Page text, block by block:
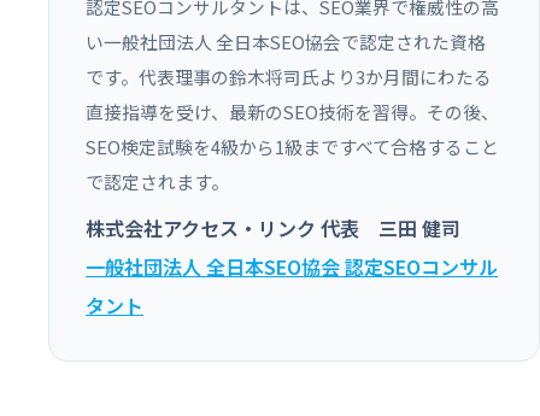
認定SEOコンサルタントは、SEO業界で権威性の高
い一般社団法人 全日本SEO協会で認定された資格
です。代表理事の鈴木将司氏より3か月間にわたる
直接指導を受け、最新のSEO技術を習得。その後、
SEO検定試験を4級から1級まですべて合格すること
で認定されます。
株式会社アクセス・リンク 代表 三田 健司
一般社団法人 全日本SEO協会 認定SEOコンサル
タント